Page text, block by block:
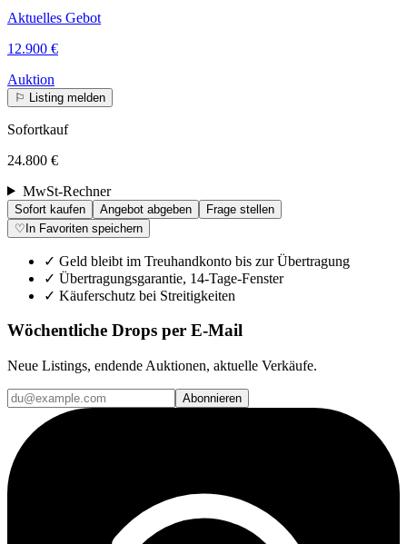
Aktuelles Gebot
12.900 €
Auktion
⚐ Listing melden
Sofortkauf
24.800 €
MwSt-Rechner
Sofort kaufen Angebot abgeben
Frage stellen
♡In Favoriten speichern
✓ Geld bleibt im Treuhandkonto bis zur Übertragung
✓ Übertragungsgarantie, 14-Tage-Fenster
✓ Käuferschutz bei Streitigkeiten
Wöchentliche Drops per E-Mail
Neue Listings, endende Auktionen, aktuelle Verkäufe.
Abonnieren